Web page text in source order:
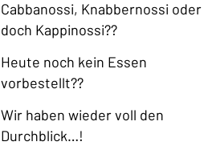
Cabbanossi, Knabbernossi oder
doch Kappinossi??
Heute noch kein Essen
vorbestellt??
Wir haben wieder voll den
Durchblick…!